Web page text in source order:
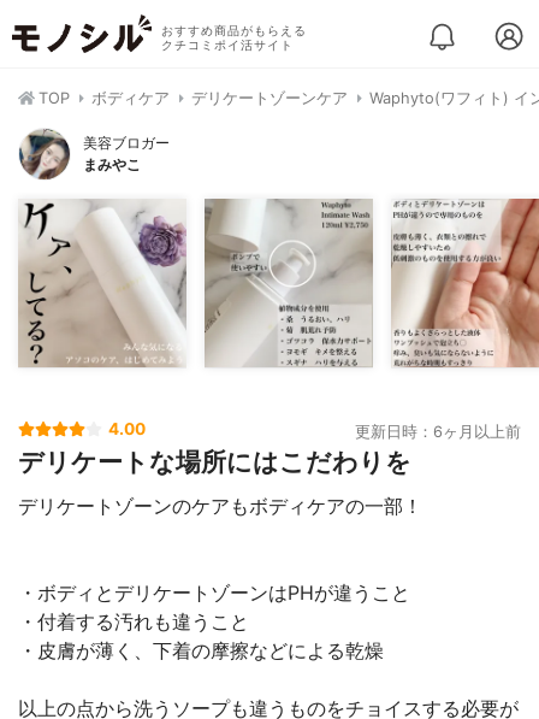
おすすめ商品がもらえる
クチコミポイ活サイト
TOP ボディケア デリケートゾーンケア Waphyto(ワフィト) イ
美容ブロガー
まみやこ
4.00 更新日時：6ヶ月以上前
デリケートな場所にはこだわりを
デリケートゾーンのケアもボディケアの一部！
・ボディとデリケートゾーンはPHが違うこと
・付着する汚れも違うこと
・皮膚が薄く、下着の摩擦などによる乾燥
以上の点から洗うソープも違うものをチョイスする必要が